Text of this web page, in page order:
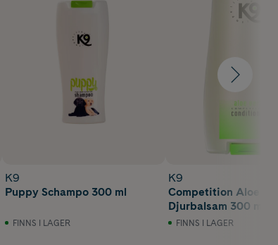
K9
Puppy Schampo 300 ml
FINNS I LAGER
K9
Competition Aloe
Djurbalsam 300 ml
FINNS I LAGER